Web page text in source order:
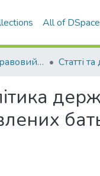
All of DSpace
04. Економіко-правовий факультет Статті